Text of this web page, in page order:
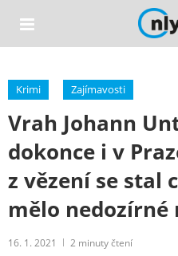
Krimi Zajímavosti
Vrah Johann
dokonce i v
z vězení se stal
mělo nedozírné
16. 1. 2021 2 minuty čtení